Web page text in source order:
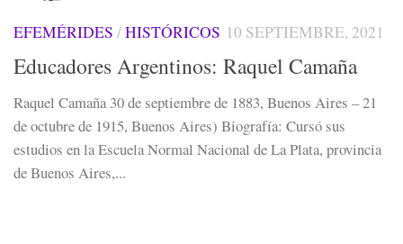
EFEMÉRIDES /HISTÓRICOS 10 SEPTIEMBRE, 2021
Educadores Argentinos: Raquel Camaña
Raquel Camaña 30 de septiembre de 1883, Buenos Aires – 21
de octubre de 1915, Buenos Aires) Biografía: Cursó sus
estudios en la Escuela Normal Nacional de La Plata, provincia
de Buenos Aires,...